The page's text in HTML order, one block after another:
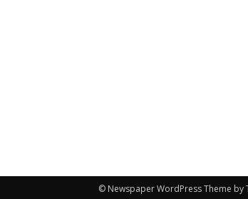
© Newspaper WordPress Theme by